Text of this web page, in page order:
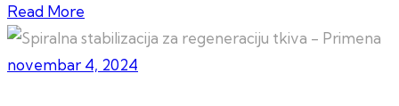
Read More
novembar 4, 2024